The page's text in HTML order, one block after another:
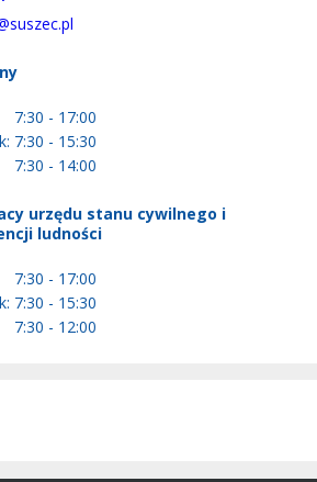
7:30 - 17:00
7:30 - 15:30
7:30 - 14:00
urzędu stanu cywilnego i
ludności
7:30 - 17:00
7:30 - 15:30
7:30 - 12:00